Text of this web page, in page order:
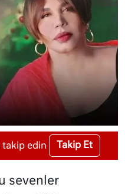
takip edin Takip Et
sevenler